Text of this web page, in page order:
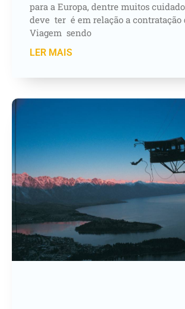
para a Europa, dentre muitos
deve ter é em relação a contratação
Viagem sendo
LER MAIS